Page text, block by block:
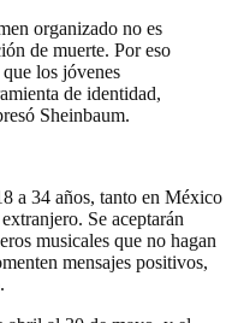
organizado no es
de muerte. Por eso
los jóvenes
de identidad,
Sheinbaum.
a 34 años, tanto en México
Se aceptarán
musicales que no hagan
mensajes positivos,